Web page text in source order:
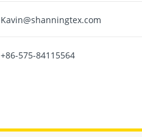
Kavin@shanningtex.com
+86-575-84115564